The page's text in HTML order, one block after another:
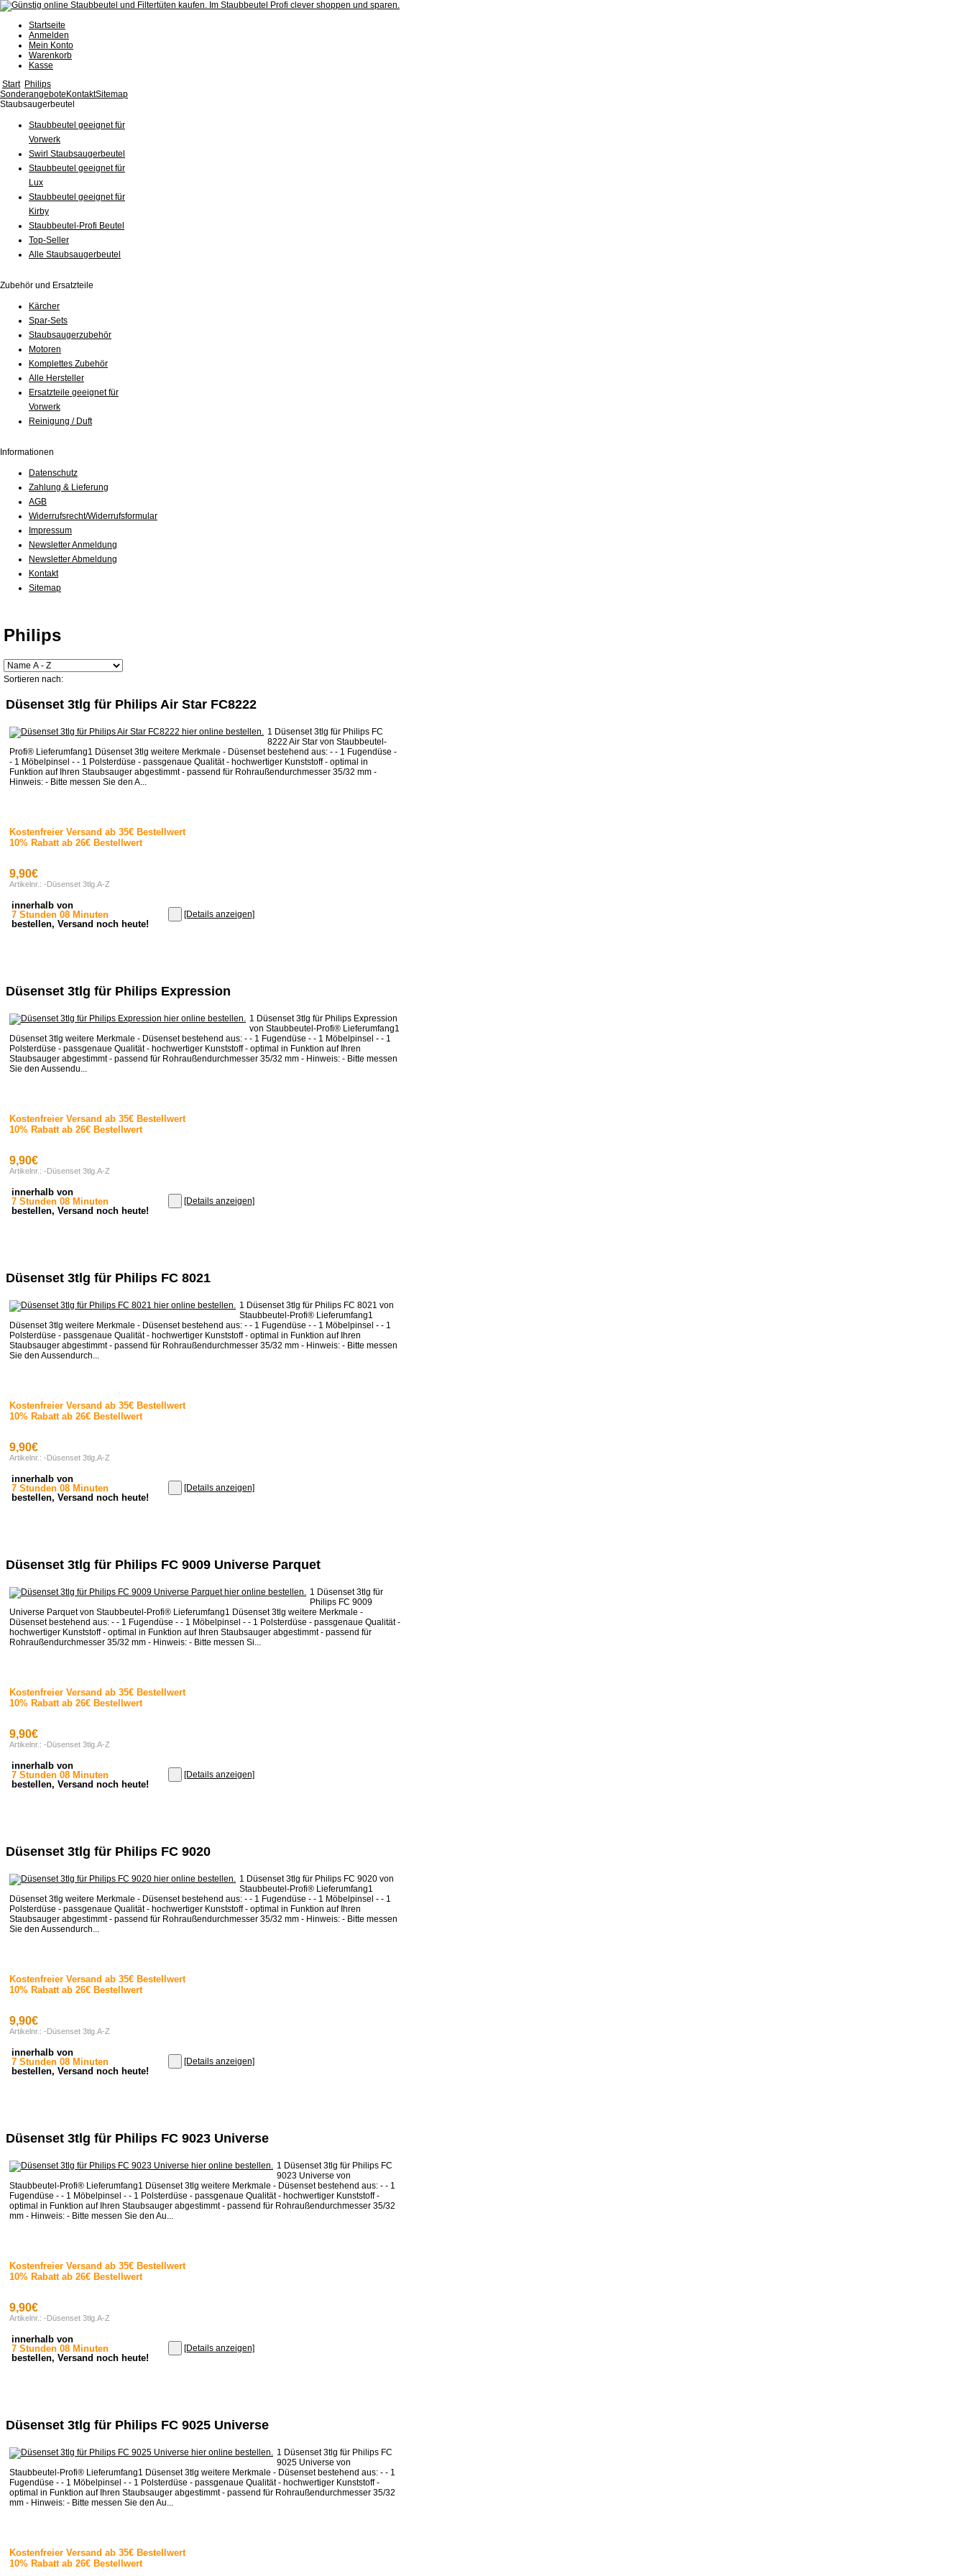
Startseite
Anmelden
Mein Konto
Warenkorb
Kasse
Start Philips
Sonderangebote KontaktSitemap
Staubsaugerbeutel
Staubbeutel geeignet für
Vorwerk
Swirl Staubsaugerbeutel
Staubbeutel geeignet für
Lux
Staubbeutel geeignet für
Kirby
Staubbeutel-Profi Beutel
Top-Seller
Alle Staubsaugerbeutel
Zubehör und Ersatzteile
Kärcher
Spar-Sets
Staubsaugerzubehör
Motoren
Komplettes Zubehör
Alle Hersteller
Ersatzteile geeignet für
Vorwerk
Reinigung / Duft
Informationen
Datenschutz
Zahlung & Lieferung
AGB
Widerrufsrecht/Widerrufsformular
Impressum
Newsletter Anmeldung
Newsletter Abmeldung
Kontakt
Sitemap
Philips
Sortieren nach:
Düsenset 3tlg für Philips Air Star FC8222
1 Düsenset 3tlg für Philips FC
8222 Air Star von Staubbeutel-
Profi® Lieferumfang1 Düsenset 3tlg weitere Merkmale - Düsenset bestehend aus: - - 1 Fugendüse -
- 1 Möbelpinsel - - 1 Polsterdüse - passgenaue Qualität - hochwertiger Kunststoff - optimal in
Funktion auf Ihren Staubsauger abgestimmt - passend für Rohraußendurchmesser 35/32 mm -
Hinweis: - Bitte messen Sie den A...
Kostenfreier Versand ab 35€ Bestellwert
10% Rabatt ab 26€ Bestellwert
9,90€
Artikelnr.: -Düsenset 3tlg.A-Z
innerhalb von
7 Stunden 08 Minuten
bestellen, Versand noch heute!
[Details anzeigen]
Düsenset 3tlg für Philips Expression
1 Düsenset 3tlg für Philips Expression
von Staubbeutel-Profi® Lieferumfang1
Düsenset 3tlg weitere Merkmale - Düsenset bestehend aus: - - 1 Fugendüse - - 1 Möbelpinsel - - 1
Polsterdüse - passgenaue Qualität - hochwertiger Kunststoff - optimal in Funktion auf Ihren
Staubsauger abgestimmt - passend für Rohraußendurchmesser 35/32 mm - Hinweis: - Bitte messen
Sie den Aussendu...
Kostenfreier Versand ab 35€ Bestellwert
10% Rabatt ab 26€ Bestellwert
9,90€
Artikelnr.: -Düsenset 3tlg.A-Z
innerhalb von
7 Stunden 08 Minuten
bestellen, Versand noch heute!
[Details anzeigen]
Düsenset 3tlg für Philips FC 8021
1 Düsenset 3tlg für Philips FC 8021 von
Staubbeutel-Profi® Lieferumfang1
Düsenset 3tlg weitere Merkmale - Düsenset bestehend aus: - - 1 Fugendüse - - 1 Möbelpinsel - - 1
Polsterdüse - passgenaue Qualität - hochwertiger Kunststoff - optimal in Funktion auf Ihren
Staubsauger abgestimmt - passend für Rohraußendurchmesser 35/32 mm - Hinweis: - Bitte messen
Sie den Aussendurch...
Kostenfreier Versand ab 35€ Bestellwert
10% Rabatt ab 26€ Bestellwert
9,90€
Artikelnr.: -Düsenset 3tlg.A-Z
innerhalb von
7 Stunden 08 Minuten
bestellen, Versand noch heute!
[Details anzeigen]
Düsenset 3tlg für Philips FC 9009 Universe Parquet
1 Düsenset 3tlg für
Philips FC 9009
Universe Parquet von Staubbeutel-Profi® Lieferumfang1 Düsenset 3tlg weitere Merkmale -
Düsenset bestehend aus: - - 1 Fugendüse - - 1 Möbelpinsel - - 1 Polsterdüse - passgenaue Qualität -
hochwertiger Kunststoff - optimal in Funktion auf Ihren Staubsauger abgestimmt - passend für
Rohraußendurchmesser 35/32 mm - Hinweis: - Bitte messen Si...
Kostenfreier Versand ab 35€ Bestellwert
10% Rabatt ab 26€ Bestellwert
9,90€
Artikelnr.: -Düsenset 3tlg.A-Z
innerhalb von
7 Stunden 08 Minuten
bestellen, Versand noch heute!
[Details anzeigen]
Düsenset 3tlg für Philips FC 9020
1 Düsenset 3tlg für Philips FC 9020 von
Staubbeutel-Profi® Lieferumfang1
Düsenset 3tlg weitere Merkmale - Düsenset bestehend aus: - - 1 Fugendüse - - 1 Möbelpinsel - - 1
Polsterdüse - passgenaue Qualität - hochwertiger Kunststoff - optimal in Funktion auf Ihren
Staubsauger abgestimmt - passend für Rohraußendurchmesser 35/32 mm - Hinweis: - Bitte messen
Sie den Aussendurch...
Kostenfreier Versand ab 35€ Bestellwert
10% Rabatt ab 26€ Bestellwert
9,90€
Artikelnr.: -Düsenset 3tlg.A-Z
innerhalb von
7 Stunden 08 Minuten
bestellen, Versand noch heute!
[Details anzeigen]
Düsenset 3tlg für Philips FC 9023 Universe
1 Düsenset 3tlg für Philips FC
9023 Universe von
Staubbeutel-Profi® Lieferumfang1 Düsenset 3tlg weitere Merkmale - Düsenset bestehend aus: - - 1
Fugendüse - - 1 Möbelpinsel - - 1 Polsterdüse - passgenaue Qualität - hochwertiger Kunststoff -
optimal in Funktion auf Ihren Staubsauger abgestimmt - passend für Rohraußendurchmesser 35/32
mm - Hinweis: - Bitte messen Sie den Au...
Kostenfreier Versand ab 35€ Bestellwert
10% Rabatt ab 26€ Bestellwert
9,90€
Artikelnr.: -Düsenset 3tlg.A-Z
innerhalb von
7 Stunden 08 Minuten
bestellen, Versand noch heute!
[Details anzeigen]
Düsenset 3tlg für Philips FC 9025 Universe
1 Düsenset 3tlg für Philips FC
9025 Universe von
Staubbeutel-Profi® Lieferumfang1 Düsenset 3tlg weitere Merkmale - Düsenset bestehend aus: - - 1
Fugendüse - - 1 Möbelpinsel - - 1 Polsterdüse - passgenaue Qualität - hochwertiger Kunststoff -
optimal in Funktion auf Ihren Staubsauger abgestimmt - passend für Rohraußendurchmesser 35/32
mm - Hinweis: - Bitte messen Sie den Au...
Kostenfreier Versand ab 35€ Bestellwert
10% Rabatt ab 26€ Bestellwert